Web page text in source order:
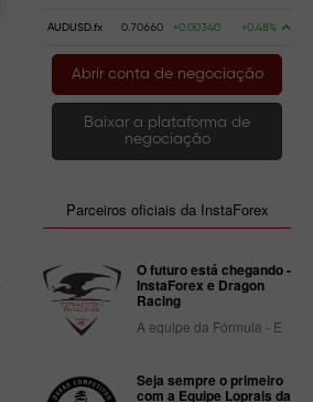
AUDUSD.fx 0.70660 +0.00340 +0.48%
Abrir conta de negociação
Baixar a plataforma de
negociação
Parceiros oficiais da InstaForex
O futuro está chegando -
InstaForex e Dragon
Racing
A equipe da Fórmula - E
Seja sempre o primeiro
com a Equipe Loprais da